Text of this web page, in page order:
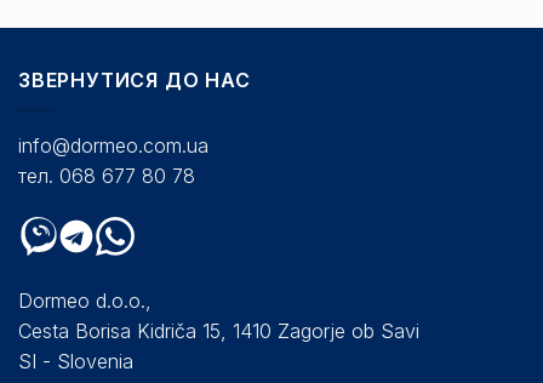
7
090 грн.
ЗВЕРНУТИСЯ ДО НАС
info@dormeo.com.ua
тел. 068 677 80 78
Dormeo d.o.o.,
Cesta Borisa Kidriča 15, 1410 Zagorje ob Savi
SI - Slovenia